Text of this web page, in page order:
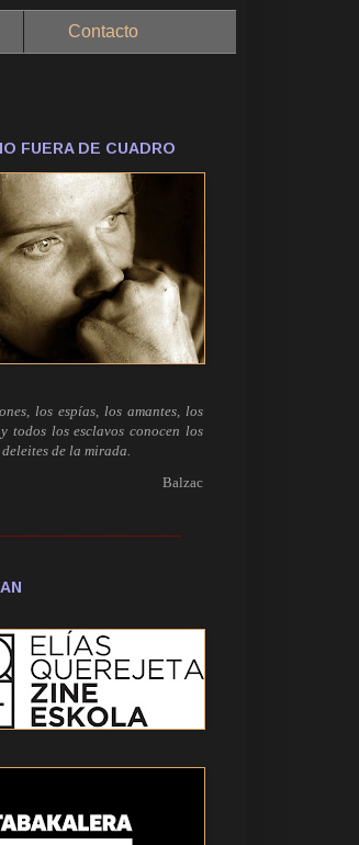
Contacto
FUERA DE CUADRO
los espías, los amantes, los
todos los esclavos conocen los
de la mirada.
Balzac